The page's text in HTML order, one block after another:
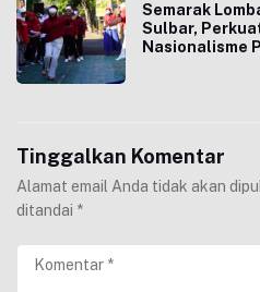
Semarak
Sulbar,
Nasionalisme
Tinggalkan Komentar
Alamat email Anda tidak akan
ditandai *